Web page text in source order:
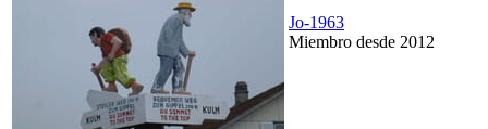
Jo-1963
Miembro desde 2012